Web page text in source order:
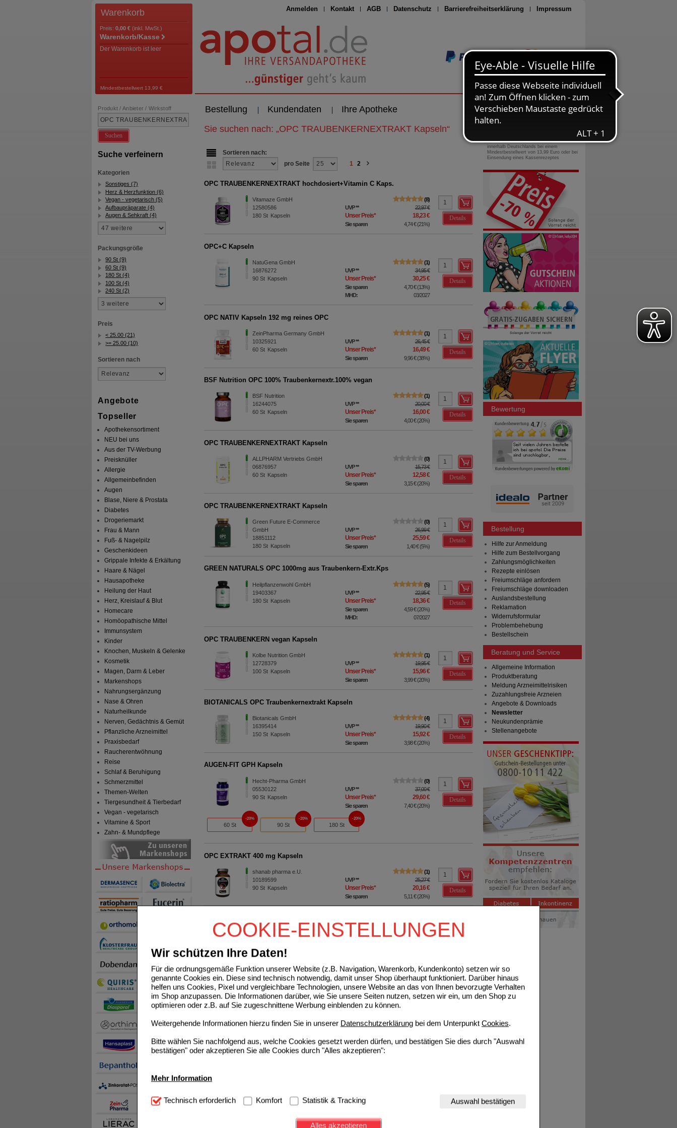
COOKIE-EINSTELLUNGEN
Wir schützen Ihre Daten!
Für die ordnungsgemäße Funktion unserer Website (z.B. Navigation, Warenkorb, Kundenkonto) setzen wir so
genannte Cookies ein. Diese sind technisch notwendig, damit unser Shop überhaupt funktioniert. Darüber hinaus
helfen uns Cookies, Pixel und vergleichbare Technologien, unsere Website an das von Ihnen bevorzugte Verhalten
im Shop anzupassen. Die Informationen darüber, wie Sie unsere Seiten nutzen, setzen wir ein, um den Shop zu
optimieren oder z.B. auf Sie zugeschnittene Werbung einblenden zu können.
Weitergehende Informationen hierzu finden Sie in unserer Datenschutzerklärung bei dem Unterpunkt Cookies.
Bitte wählen Sie nachfolgend aus, welche Cookies gesetzt werden dürfen, und bestätigen Sie dies durch "Auswahl
bestätigen" oder akzeptieren Sie alle Cookies durch "Alles akzeptieren":
Mehr Information
Technisch Notwendig: Hierbei handelt es sich um Cookies, die für die Grundfunktionen unserer Website
notwendig sind (z.B. Navigation, Warenkorb, Kundenkonto), weshalb auf diese nicht verzichtet werden kann.
Diese Cookies werden genutzt um das Einkaufserlebnis noch ansprechender zu gestalten,
Technisch erforderlich Komfort Statistik & Tracking Auswahl bestätigen
Alles akzeptieren
Anmelden Kontakt AGB Datenschutz Barrierefreiheitserklärung Impressum
Seite drucken
Warenkorb
Preis: 0,00 € (inkl. MwSt.)
Warenkorb/Kasse
Der Warenkorb ist leer
Mindestbestellwert 13,99 €
Bestellung Kundendaten Ihre Apotheke
Produkt / Anbieter / Wirkstoff
Suchen
Suche verfeinern
Kategorien
Sonstiges (7)
Herz & Herzfunktion (6)
Vegan - vegetarisch (5)
Aufbaupräparate (4)
Augen & Sehkraft (4)
Packungsgröße
90 St (9)
60 St (9)
180 St (4)
100 St (4)
240 St (2)
Preis
< 25.00 (21)
>= 25.00 (10)
Sortieren nach
Angebote
Topseller
Apothekensortiment
NEU bei uns
Aus der TV-Werbung
Preisknüller
Allergie
Allgemeinbefinden
Augen
Blase, Niere & Prostata
Diabetes
Drogeriemarkt
Frau & Mann
Fuß- & Nagelpilz
Geschenkideen
Grippale Infekte & Erkältung
Haare & Nägel
Hausapotheke
Heilung der Haut
Herz, Kreislauf & Blut
Homecare
Homöopathische Mittel
Immunsystem
Kinder
Knochen, Muskeln & Gelenke
Kosmetik
Magen, Darm & Leber
Markenshops
Nahrungsergänzung
Nase & Ohren
Naturheilkunde
Nerven, Gedächtnis & Gemüt
Pflanzliche Arzneimittel
Praxisbedarf
Raucherentwöhnung
Reise
Schlaf & Beruhigung
Schmerzmittel
Themen-Welten
Tiergesundheit & Tierbedarf
Vegan - vegetarisch
Vitamine & Sport
Zahn- & Mundpflege
Sie suchen nach: „OPC TRAUBENKERNEXTRAKT Kapseln“
Sortieren nach:
pro Seite
1 2
OPC TRAUBENKERNEXTRAKT hochdosiert+Vitamin C Kaps.
Vitamaze GmbH
12580586
180St Kapseln
8
UVP** 22,97 €
Unser Preis* 18,23 €
Sie sparen 4,74 €(21%)
Details
OPC+C Kapseln
NatuGena GmbH
16876272
90St Kapseln
1
UVP** 34,95 €
Unser Preis* 30,25 €
Sie sparen 4,70 €(13%)
MHD:
03/2027
Details
OPC NATIV Kapseln 192 mg reines OPC
ZeinPharma Germany GmbH
10325921
60St Kapseln
1
UVP** 26,45 €
Unser Preis* 16,49 €
Sie sparen 9,96 €(38%)
Details
BSF Nutrition OPC 100% Traubenkernextr.100% vegan
BSF Nutrition
16244075
60St Kapseln
1
UVP** 20,00 €
Unser Preis* 16,00 €
Sie sparen 4,00 €(20%)
Details
OPC TRAUBENKERNEXTRAKT Kapseln
ALLPHARM Vertriebs GmbH
06876957
60St Kapseln
0
UVP** 15,73 €
Unser Preis* 12,58 €
Sie sparen 3,15 €(20%)
Details
OPC TRAUBENKERNEXTRAKT Kapseln
Green Future E-Commerce
GmbH
18851112
180St Kapseln
0
UVP** 26,99 €
Unser Preis* 25,59 €
Sie sparen 1,40 €(5%)
Details
GREEN NATURALS OPC 1000mg aus Traubenkern-Extr.Kps
Heilpflanzenwohl GmbH
19403367
180St Kapseln
5
UVP** 22,95 €
Unser Preis* 18,36 €
Sie sparen 4,59 €(20%)
MHD:
07/2027
Details
OPC TRAUBENKERN vegan Kapseln
Kolbe Nutrition GmbH
12728379
100St Kapseln
1
UVP** 19,95 €
Unser Preis* 15,96 €
Sie sparen 3,99 €(20%)
Details
BIOTANICALS OPC Traubenkernextrakt Kapseln
Biotanicals GmbH
16395414
150St Kapseln
4
UVP** 19,90 €
Unser Preis* 15,92 €
Sie sparen 3,98 €(20%)
Details
AUGEN-FIT GPH Kapseln
Hecht-Pharma GmbH
05530122
90St Kapseln
0
UVP** 37,00 €
Unser Preis* 29,60 €
Sie sparen 7,40 €(20%)
Details
60 St
20%
90 St
20%
180 St
20%
OPC EXTRAKT 400 mg Kapseln
shanab pharma e.U.
10189599
90St Kapseln
1
UVP** 25,27 €
Unser Preis* 20,16 €
Sie sparen 5,11 €(20%)
Details
NatuGena GmbH
90St Kapseln
2
TRAUBENKERNEXTRAKT OPC Kapseln
ALLPHARM Vertriebs GmbH
03174798
0
UVP**
Sie sparen 3,30 €(20%)
HERZBEBEN Gutes für Herz und Blutfluss Kapseln
OPC TRAUBENKERNEXTRAKT Kapseln
Gut Saunstorf gGmbH
0800-10 11 422
gebührenfreie Rufnummer
innerhalb Deutschlands bei einem
Mindestbestellwert von 13,99 Euro oder bei
Einsendung eines Kassenrezeptes
Bewertung
Bestellung
Hilfe zur Anmeldung
Hilfe zum Bestellvorgang
Zahlungsmöglichkeiten
Rezepte einlösen
Freiumschläge anfordern
Freiumschläge downloaden
Auslandsbestellung
Reklamation
Widerrufsformular
Problembehebung
Bestellschein
Beratung und Service
Allgemeine Information
Produktberatung
Meldung Arzneimittelrisiken
Zuzahlungsfreie Arzneien
Angebote & Downloads
Newsletter
Neukundenprämie
Stellenangebote